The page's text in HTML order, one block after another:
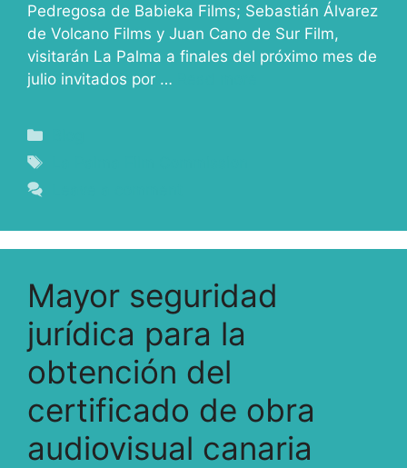
Pedregosa de Babieka Films; Sebastián Álvarez
de Volcano Films y Juan Cano de Sur Film,
visitarán La Palma a finales del próximo mes de
julio invitados por …
Mayor seguridad
jurídica para la
obtención del
certificado de obra
audiovisual canaria